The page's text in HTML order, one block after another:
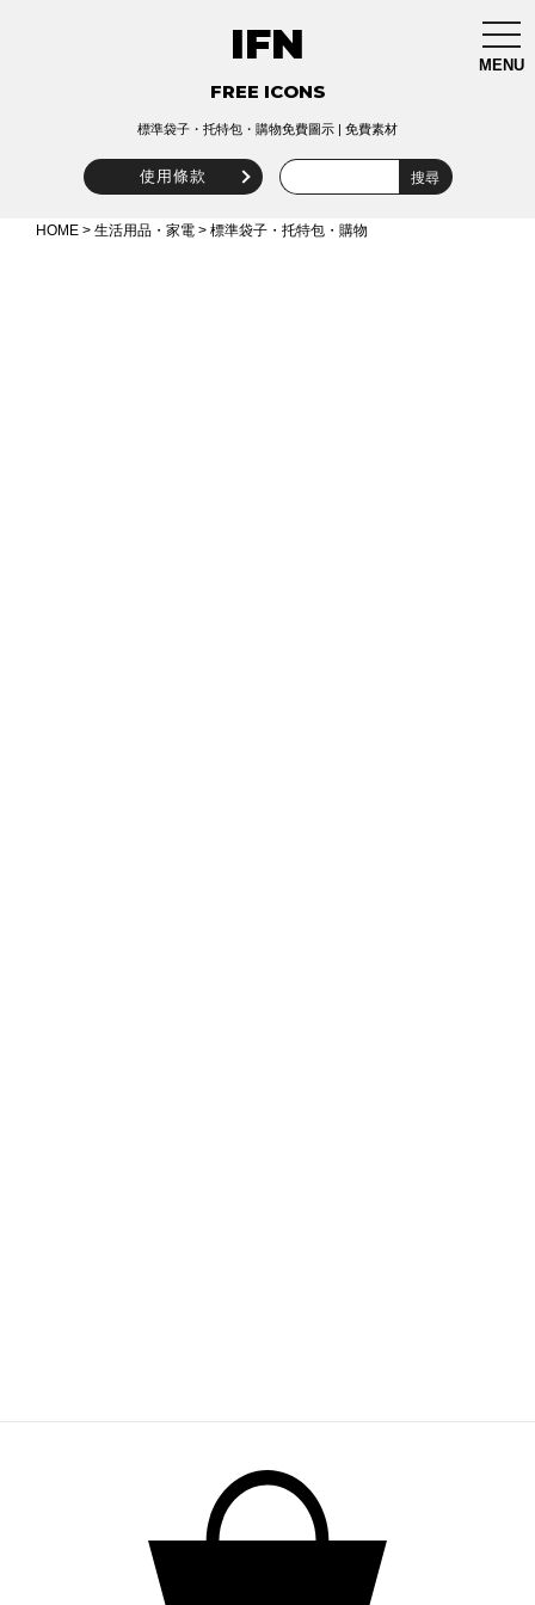
MENU
IFN
FREE ICONS
標準袋子・托特包・購物免費圖示 | 免費素材
使用條款
HOME > 生活用品・家電 > 標準袋子・托特包・購物